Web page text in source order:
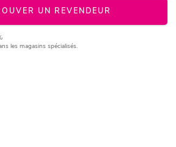
UN REVENDEUR
les magasins spécialisés.